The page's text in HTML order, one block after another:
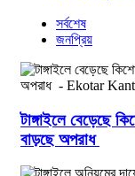
সর্বশেষ
জনপ্রিয়
টাঙ্গাইলে বেড়েছে
বাড়ছে অপরাধ